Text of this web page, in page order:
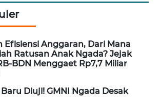
Efisiensi Anggaran, Dari Mana
Ratusan Anak Ngada? Jejak
BDN Menggaet Rp7,7 Miliar
Baru Diuji! GMNI Ngada Desak